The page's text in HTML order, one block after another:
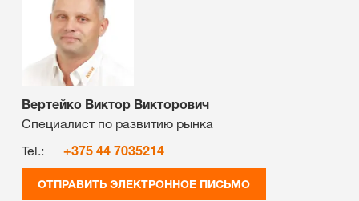
Вертейко Виктор Викторович
Специалист по развитию рынка
Tel.:
+375 44 7035214
ОТПРАВИТЬ ЭЛЕКТРОННОЕ ПИСЬМО